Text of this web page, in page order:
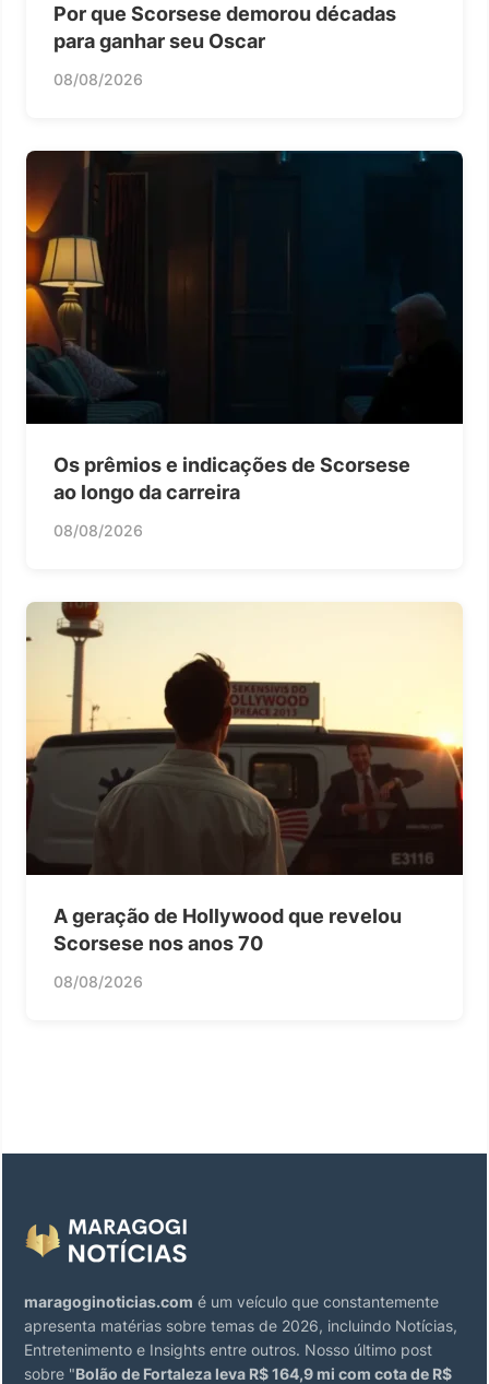
Por que Scorsese demorou décadas
para ganhar seu Oscar
08/08/2026
Os prêmios e indicações de Scorsese
ao longo da carreira
08/08/2026
A geração de Hollywood que revelou
Scorsese nos anos 70
08/08/2026
maragoginoticias.com é um veículo que constantemente
apresenta matérias sobre temas de 2026, incluindo Notícias,
Entretenimento e Insights entre outros. Nosso último post
sobre "Bolão de Fortaleza leva R$ 164,9 mi com cota de R$